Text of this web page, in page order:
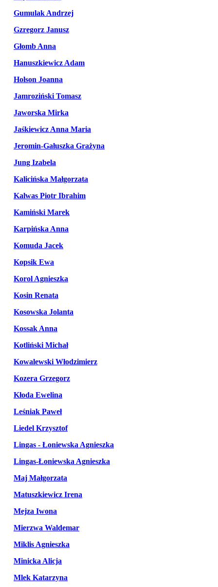
Gumulak Andrzej
Gzregorz Janusz
Głomb Anna
Hanuszkiewicz Adam
Holson Joanna
Jamroziński Tomasz
Jaworska Mirka
Jaśkiewicz Anna Maria
Jeromin-Gałuszka Grażyna
Jung Izabela
Kalicińska Małgorzata
Kalwas Piotr Ibrahim
Kamiński Marek
Karpińska Anna
Komuda Jacek
Kopsik Ewa
Korol Agnieszka
Kosin Renata
Kosowska Jolanta
Kossak Anna
Kotliński Michał
Kowalewski Włodzimierz
Kozera Grzegorz
Kłoda Ewelina
Leśniak Paweł
Liedel Krzysztof
Lingas - Łoniewska Agnieszka
Lingas-Łoniewska Agnieszka
Maj Małgorzata
Matuszkiewicz Irena
Mejza Iwona
Mierzwa Waldemar
Miklis Agnieszka
Minicka Alicja
Mlek Katarzyna